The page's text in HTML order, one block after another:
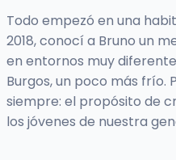
Todo empezó en una
2018, conocí a Bruno un
en entornos muy
Burgos, un poco más frío.
siempre: el propósito de
los jóvenes de nuestra